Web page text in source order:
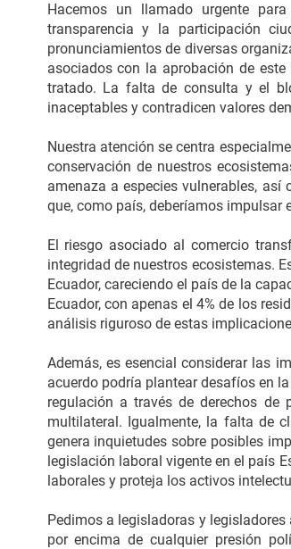
Hacemos un llamado urgente
transparencia y la participación
pronunciamientos de diversas
asociados con la aprobación de
tratado. La falta de consulta y el
inaceptables y contradicen valores
Nuestra atención se centra
conservación de nuestros
amenaza a especies vulnerables,
que, como país, deberíamos
El riesgo asociado al comercio
integridad de nuestros ecosistemas.
Ecuador, careciendo el país de la
Ecuador, con apenas el 4% de los
análisis riguroso de estas
Además, es esencial considerar las
acuerdo podría plantear desafíos en
regulación a través de derechos de
multilateral. Igualmente, la falta de
genera inquietudes sobre posibles
legislación laboral vigente en el país
laborales y proteja los activos
Pedimos a legisladoras y
por encima de cualquier presión